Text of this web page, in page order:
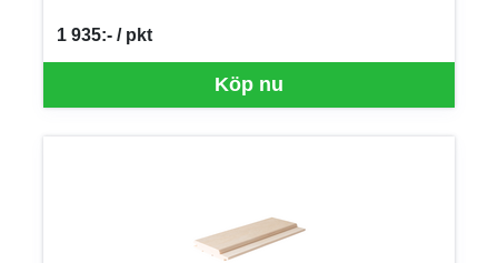
Köp nu
1 935:- / pkt
SEK per PKT